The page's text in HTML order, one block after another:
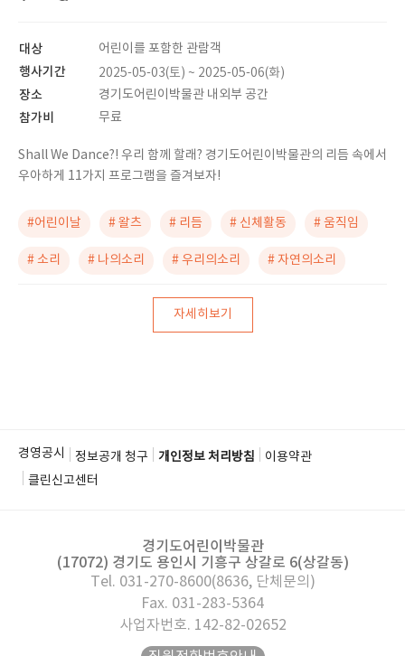
대상 어린이를 포함한 관람객
행사기간 2025-05-03(토) ~ 2025-05-06(화)
장소 경기도어린이박물관 내외부 공간
참가비 무료
Shall We Dance?! 우리 함께 할래? 경기도어린이박물관의 리듬 속에서
우아하게 11가지 프로그램을 즐겨보자!
#어린이날 # 왈츠 # 리듬 # 신체활동 # 움직임
# 소리 # 나의소리 # 우리의소리 # 자연의소리
자세히보기
경영공시 정보공개 청구 개인정보 처리방침
이용약관
클린신고센터
경기도어린이박물관
(17072) 경기도 용인시 기흥구 상갈로 6(상갈동)
Tel. 031-270-8600(8636, 단체문의)
Fax. 031-283-5364
사업자번호. 142-82-02652